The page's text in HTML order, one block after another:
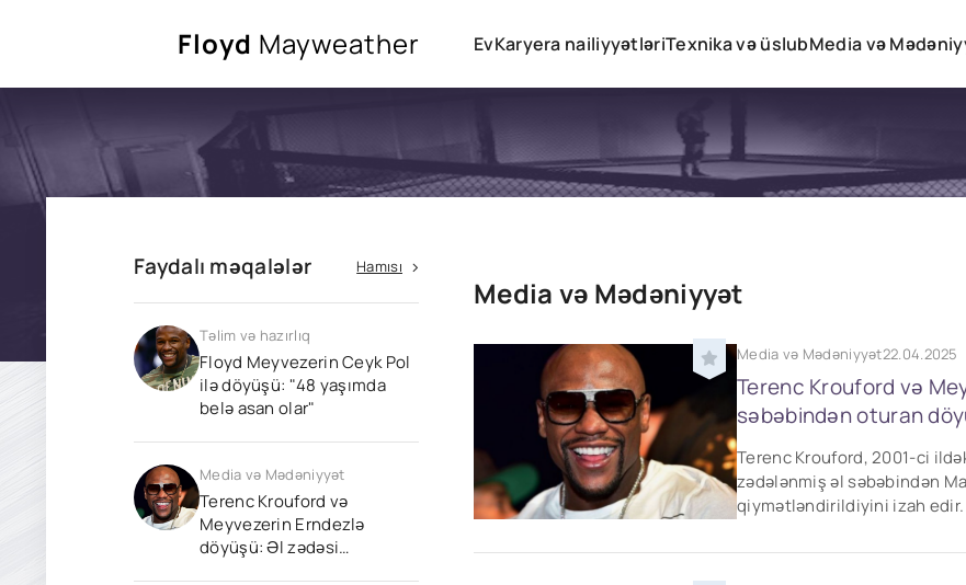
Floyd Mayweather EvKaryera nailiyyətləriTexnika və üslubMedia və
Media və Mədəniyyət
Media və Mədəniyyət22.04.2025
Terenс Krouford və
səbəbindən oturan
Terenс Krouford, 2001-ci
zədələnmiş əl səbəbindən
qiymətləndirildiyini izah edir.
Faydalı məqalələr Hamısı
Təlim və hazırlıq
Floyd Meyvezerin Ceyk Pol
ilə döyüşü: "48 yaşımda
belə asan olar"
Media və Mədəniyyət
Terenс Krouford və
Meyvezerin Erndezlə
döyüşü: Əl zədəsi